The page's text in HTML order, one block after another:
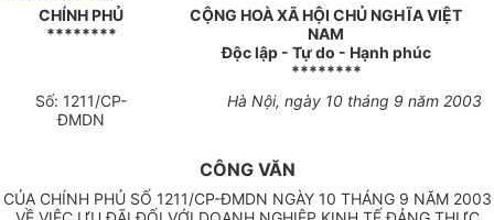
CHÍNH PHỦ
********
CỘNG HOÀ XÃ HỘI CHỦ NGHĨA VIỆT
NAM
Độc lập - Tự do - Hạnh phúc
********
Số: 1211/CP-
ĐMDN
Hà Nội, ngày 10 tháng 9 năm 2003
CÔNG VĂN
CỦA CHÍNH PHỦ SỐ 1211/CP-ĐMDN NGÀY 10 THÁNG 9 NĂM 2003